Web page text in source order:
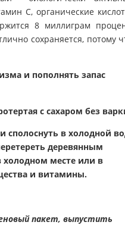
С, органические
8 миллиграм
сохраняется, потому
и пополнять запас
с сахаром без
сполоснуть в холодной
деревянным
холодном месте или в
и витамины.
пакет, выпустить